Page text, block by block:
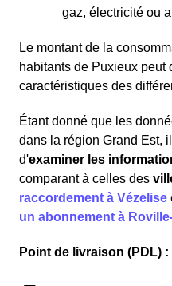
gaz, électricité ou
Le montant de la
habitants de Puxieux peut
caractéristiques des
Étant donné que les
dans la région Grand Est,
d'examiner les
comparant à celles des
raccordement à Vézelise
un abonnement à
Point de livraison (PDL)